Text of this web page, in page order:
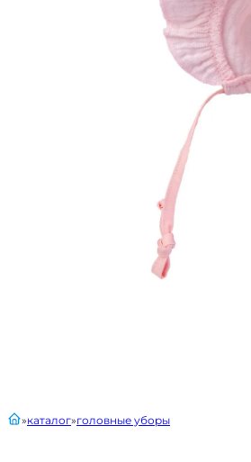
главнаякаталог головные уборы